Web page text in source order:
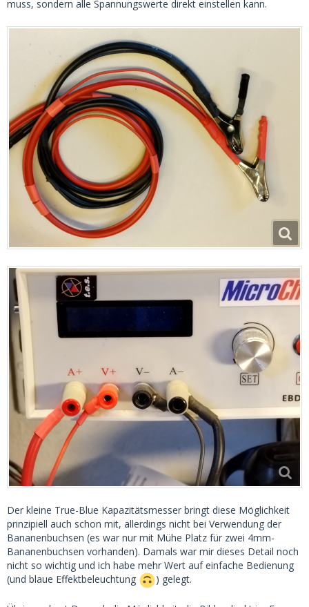
muss, sondern alle Spannungswerte direkt einstellen kann.
Der kleine True-Blue Kapazitätsmesser bringt diese Möglichkeit
prinzipiell auch schon mit, allerdings nicht bei Verwendung der
Bananenbuchsen (es war nur mit Mühe Platz für zwei 4mm-
Bananenbuchsen vorhanden). Damals war mir dieses Detail noch
nicht so wichtig und ich habe mehr Wert auf einfache Bedienung
(und blaue Effektbeleuchtung
) gelegt.